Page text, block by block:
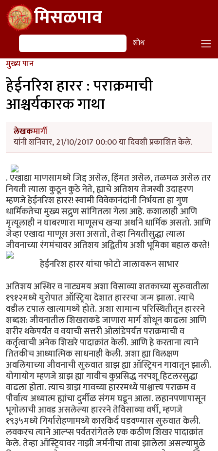
Skip to main contentमिसळपाव
शोध शोध
मुख्य पान
हेईनरिश हारर : पराक्रमाची
आश्चर्यकारक गाथा
लेखकमार्गी
यांनी शनिवार, 21/10/2017 00:00 या दिवशी प्रकाशित केले.
. एखाद्या माणसामध्ये जिद्द असेल, हिंमत असेल, तळमळ असेल तर
नियती त्याला कुठून कुठे नेते, ह्याचे अतिशय तेजस्वी उदाहरण
म्हणजे हेईनरिश हारर! स्वामी विवेकानंदांनी निर्भयता हा गुण
धार्मिकतेचा मुख्य सद्गुण सांगितला गेला आहे. कशालाही आणि
मृत्यूलाही न घाबरणारा माणूसच खर्‍या अर्थाने धार्मिक असतो. आणि
जेव्हा एखादा माणूस असा असतो, तेव्हा नियतीसुद्धा त्याला
जीवनाच्या रंगमंचावर अतिशय अद्वितीय अशी भूमिका बहाल करते!
हेईनरिश हारर यांचा फोटो जालावरून साभार
अतिशय अस्थिर व नाट्यमय अशा विसाव्या शतकाच्या सुरुवातीला
१९१२मध्ये युरोपात ऑस्ट्रिया देशात हाररचा जन्म झाला. त्याचे
वडील टपाल खात्यामध्ये होते. अशा सामान्य परिस्थितीतून हाररने
शब्दश: जीवनातील शिखराकडे जाणारा मार्ग शोधून काढला आणि
शरीर थकेपर्यंत व वयाची सत्तरी ओलांडेपर्यंत पराक्रमाची व
कर्तृत्वाची अनेक शिखरे पादाक्रांत केली. आणि हे करताना त्याने
तितकीच आध्यात्मिक साधनाही केली. अशा ह्या विलक्षण
अवलियाच्या जीवनाची सुरुवात ग्राझ ह्या ऑस्ट्रियन गावातून झाली.
योगायोग म्हणजे ग्राझ ह्या गावीच कुप्रसिद्ध नरपशू हिटलरसुद्धा
वाढला होता. त्याच ग्राझ गावच्या हाररमध्ये पाश्चात्त्य पराक्रम व
पौर्वात्य अध्यात्म ह्यांचा दुर्मीळ संगम घडून आला. लहानपणापासून
भूगोलाची आवड असलेल्या हाररने तेविसाव्या वर्षी, म्हणजे
१९३५मध्ये गिर्यारोहणामध्ये कारकिर्द घडवण्यास सुरुवात केली.
लवकरच त्याने आल्प्स पर्वतरांगेतले एक कठीण शिखर पादाक्रांत
केले. तेव्हा ऑस्ट्रियावर नाझी जर्मनीचा ताबा झालेला असल्यामुळे